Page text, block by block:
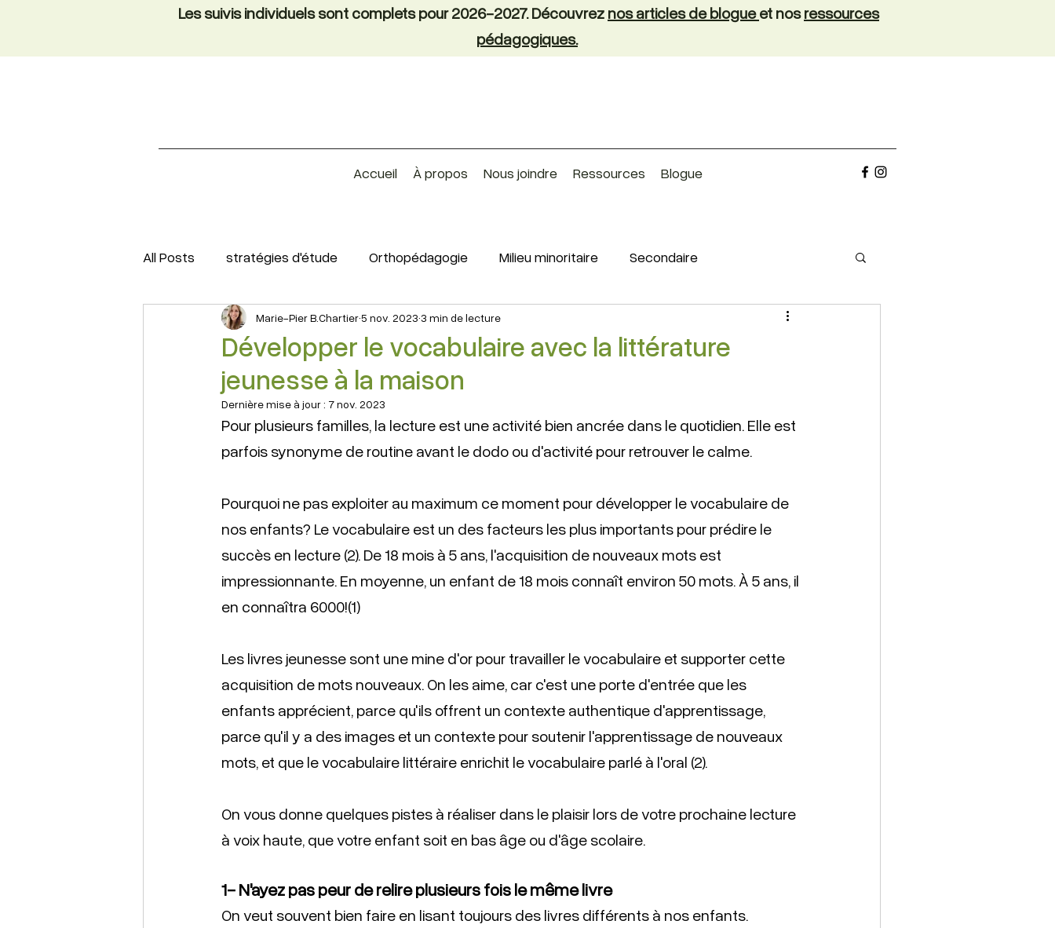
Les suivis individuels sont complets pour 2026-2027. Découvrez nos articles de blogueet nosressources
pédagogiques.
Accueil À propos Nous joindre Ressources Blogue
All Posts stratégies d'étude Orthopédagogie Milieu minoritaire Secondaire
Développer le vocabulaire avec la littérature
jeunesse à la maison
Marie-Pier B.Chartier5 nov. 2023 3 min de lecture
Dernière mise à jour : 7 nov. 2023
Pour plusieurs familles, la lecture est une activité bien ancrée dans le quotidien. Elle est
parfois synonyme de routine avant le dodo ou d'activité pour retrouver le calme.
Pourquoi ne pas exploiter au maximum ce moment pour développer le vocabulaire de
nos enfants? Le vocabulaire est un des facteurs les plus importants pour prédire le
succès en lecture (2). De 18 mois à 5 ans, l'acquisition de nouveaux mots est
impressionnante. En moyenne, un enfant de 18 mois connaît environ 50 mots. À 5 ans, il
en connaîtra 6000!(1)
Les livres jeunesse sont une mine d'or pour travailler le vocabulaire et supporter cette
acquisition de mots nouveaux. On les aime, car c'est une porte d'entrée que les
enfants apprécient, parce qu'ils offrent un contexte authentique d'apprentissage,
parce qu'il y a des images et un contexte pour soutenir l'apprentissage de nouveaux
mots, et que le vocabulaire littéraire enrichit le vocabulaire parlé à l'oral (2).
On vous donne quelques pistes à réaliser dans le plaisir lors de votre prochaine lecture
à voix haute, que votre enfant soit en bas âge ou d'âge scolaire.
1- N'ayez pas peur de relire plusieurs fois le même livre
On veut souvent bien faire en lisant toujours des livres différents à nos enfants.